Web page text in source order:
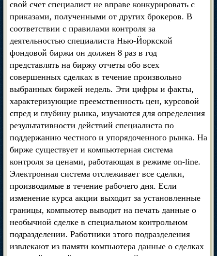
свой счет специалист не вправе конкурировать с
приказами, полученными от других брокеров. В
соответствии с правилами контроля за
деятельностью специалиста Нью-Йоркской
фондовой биржи он должен 8 раз в год
представлять на биржу отчеты обо всех
совершенных сделках в течение произвольно
выбранных биржей недель. Эти цифры и факты,
характеризующие преемственность цен, курсовой
спред и глубину рынка, изучаются для определения
результативности действий специалиста по
поддержанию честного и упорядоченного рынка. На
бирже существует и компьютерная система
контроля за ценами, работающая в режиме on-line.
Электронная система отслеживает все сделки,
производимые в течение рабочего дня. Если
изменение курса акции выходит за установленные
границы, компьютер выводит на печать данные о
необычной сделке в специальном контрольном
подразделении. Работники этого подразделения
извлекают из памяти компьютера данные о сделках